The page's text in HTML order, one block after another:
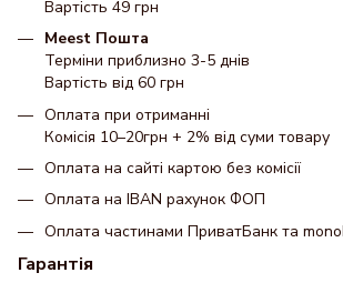
Вартість 49 грн
Meest Пошта
Терміни приблизно 3-5 днів
Вартість від 60 грн
Оплата при отриманні
Комісія 10–20грн + 2% від суми товару
Оплата на сайті картою без комісії
Оплата на IBAN рахунок ФОП
Оплата частинами ПриватБанк та
Гарантія